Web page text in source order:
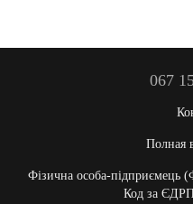
067
Полная
Фізична особа-підприємець
Код за